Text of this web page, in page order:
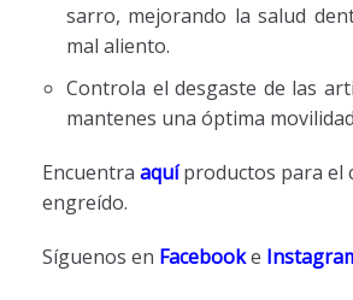
sarro, mejorando la salud
mal aliento.
Controla el desgaste de las
mantenes una óptima
Encuentra aquíproductos para el
engreído.
Síguenos en Facebooke